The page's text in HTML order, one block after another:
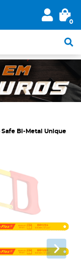
0
Safe Bi-Metal Unique